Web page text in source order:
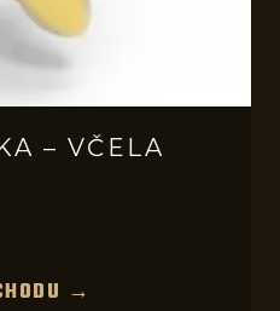
– VČELA
→